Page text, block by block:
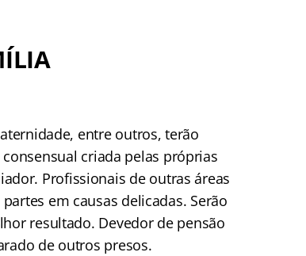
entre outros, terão
criada pelas próprias
Profissionais de outras áreas
em causas delicadas. Serão
resultado. Devedor de pensão
de outros presos.